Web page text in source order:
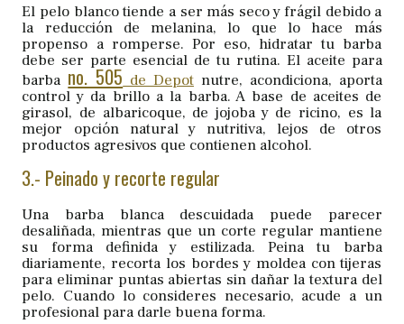
El pelo blanco tiende a ser más seco y frágil debido a
la reducción de melanina, lo que lo hace más
propenso a romperse. Por eso, hidratar tu barba
debe ser parte esencial de tu rutina. El aceite para
barba no. 505 de Depotnutre, acondiciona, aporta
control y da brillo a la barba. A base de aceites de
girasol, de albaricoque, de jojoba y de ricino, es la
mejor opción natural y nutritiva, lejos de otros
productos agresivos que contienen alcohol.
3.- Peinado y recorte regular
Una barba blanca descuidada puede parecer
desaliñada, mientras que un corte regular mantiene
su forma definida y estilizada. Peina tu barba
diariamente, recorta los bordes y moldea con tijeras
para eliminar puntas abiertas sin dañar la textura del
pelo. Cuando lo consideres necesario, acude a un
profesional para darle buena forma.